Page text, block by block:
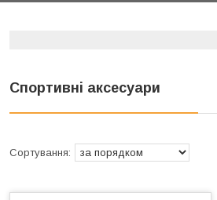
Спортивні аксесуари